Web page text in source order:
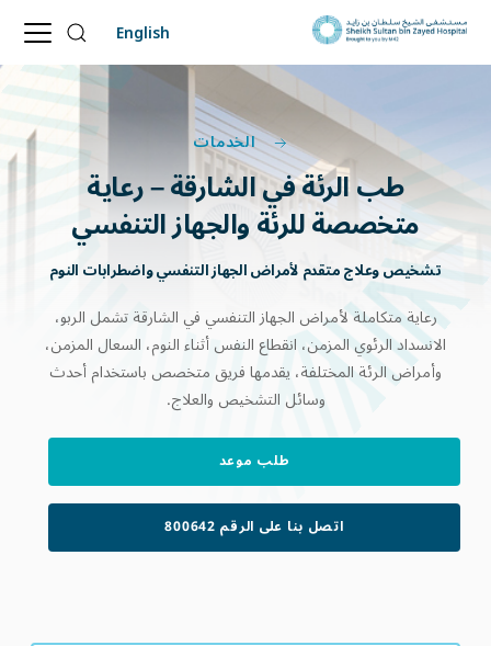
English
الخدمات
طبالرئةفيالشارقة–رعاية
متخصصةللرئةوالجهازالتنفسي
تشخيص وعلاج متقدم لأمراض الجهاز التنفسي واضطرابات النوم
رعاية متكاملة لأمراض الجهاز التنفسي في الشارقة تشمل الربو،
الانسداد الرئوي المزمن، انقطاع النفس أثناء النوم، السعال المزمن،
وأمراض الرئة المختلفة، يقدمها فريق متخصص باستخدام أحدث
وسائل التشخيص والعلاج.
طلب موعد
اتصل بنا على الرقم 800642